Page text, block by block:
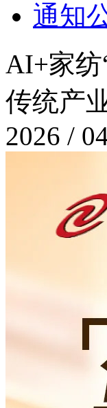
通知
AI+家纺
传统产
2026 /